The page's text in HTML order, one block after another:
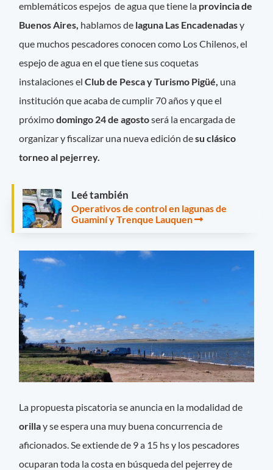
emblemáticos espejos de agua que tiene la provincia de
Buenos Aires, hablamos de laguna Las Encadenadasy
que muchos pescadores conocen como Los Chilenos, el
espejo de agua en el que tiene sus coquetas
instalaciones elClub de Pesca y Turismo Pigüé, una
institución que acaba de cumplir 70 años y que el
próximodomingo 24 de agostoserá la encargada de
organizar y fiscalizar una nueva edición desu clásico
torneo al pejerrey.
Leé también
Operativos de control en lagunas de
Guaminí y Trenque Lauquen
La propuesta piscatoria se anuncia en la modalidad de
orillay se espera una muy buena concurrencia de
aficionados. Se extiende de 9 a 15 hs y los pescadores
ocuparan toda la costa en búsqueda del pejerrey de